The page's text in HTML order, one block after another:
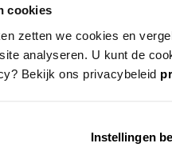
cookies
zetten we cookies en
analyseren. U kunt de
Bekijk ons privacybeleid
Instellingen